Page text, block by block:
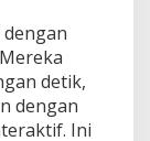
dengan
detik,
dengan
Ini